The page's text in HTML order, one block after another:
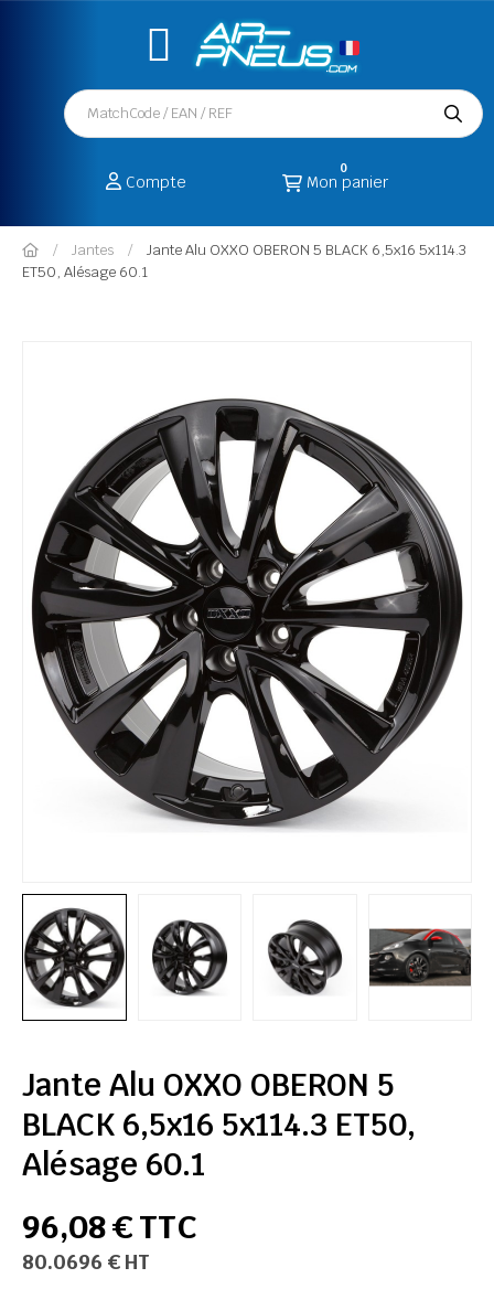
Compte Mon panier
0
Jantes
Jante Alu OXXO OBERON 5 BLACK 6,5x16 5x114.3
ET50, Alésage 60.1
Jante Alu OXXO OBERON 5
BLACK 6,5x16 5x114.3 ET50,
Alésage 60.1
96,08 € TTC
80.0696 € HT